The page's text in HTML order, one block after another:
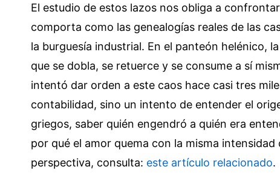
El estudio de estos lazos nos obliga a
comporta como las genealogías reales de las
la burguesía industrial. En el panteón helénico,
que se dobla, se retuerce y se consume a sí
intentó dar orden a este caos hace casi tres
contabilidad, sino un intento de entender el
griegos, saber quién engendró a quién era
por qué el amor quema con la misma intensidad
perspectiva, consulta: este artículo relacionado.